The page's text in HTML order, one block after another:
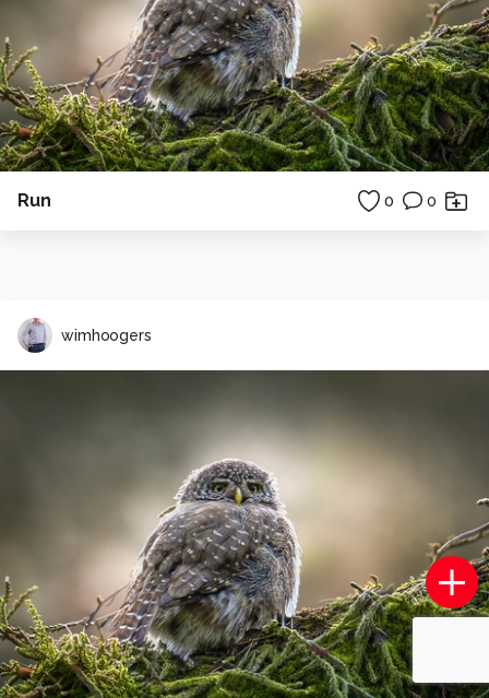
Run 0 0
wimhoogers